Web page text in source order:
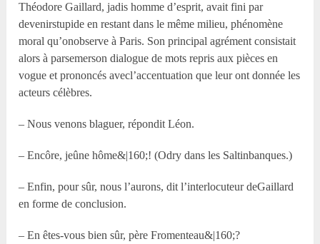
Théodore Gaillard, jadis homme d’esprit, avait fini par
devenirstupide en restant dans le même milieu, phénomène
moral qu’onobserve à Paris. Son principal agrément consistait
alors à parsemerson dialogue de mots repris aux pièces en
vogue et prononcés avecl’accentuation que leur ont donnée les
acteurs célèbres.
– Nous venons blaguer, répondit Léon.
– Encôre, jeûne hôme&|160;! (Odry dans les Saltinbanques.)
– Enfin, pour sûr, nous l’aurons, dit l’interlocuteur deGaillard
en forme de conclusion.
– En êtes-vous bien sûr, père Fromenteau&|160;?